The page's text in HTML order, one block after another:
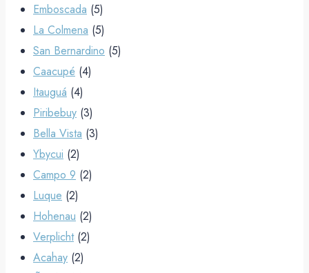
Emboscada (5)
La Colmena (5)
San Bernardino (5)
Caacupé (4)
Itauguá (4)
Piribebuy (3)
Bella Vista (3)
Ybycui (2)
Campo 9 (2)
Luque (2)
Hohenau (2)
Verplicht (2)
Acahay (2)